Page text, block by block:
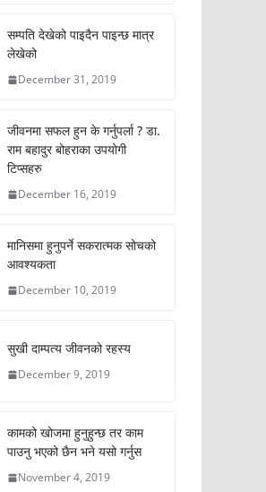
सम्पति देखेको पाइदैन पाइन्छ मात्र
लेखेको
December 31, 2019
जीवनमा सफल हुन के गर्नुपर्ला ? डा.
राम बहादुर बोहराका उपयोगी
टिप्सहरु
December 16, 2019
मानिसमा हुनुपर्ने सकरात्मक सोचको
आवश्यकता
December 10, 2019
सुखी दाम्पत्य जीवनको रहस्य
December 9, 2019
कामको खोजमा हुनुहुन्छ तर काम
पाउनु भएको छैन भने यसो गर्नुस
November 4, 2019